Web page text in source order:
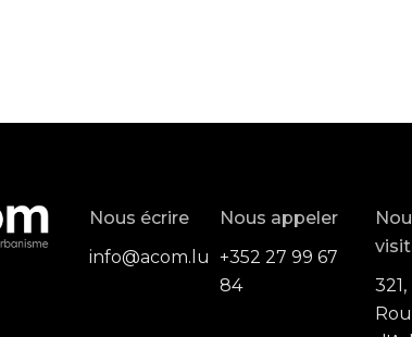
Nous écrire
info@acom.lu
Nous appeler
+352 27 99 67
84
321,